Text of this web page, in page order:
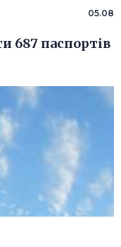
05.08
687 паспортів